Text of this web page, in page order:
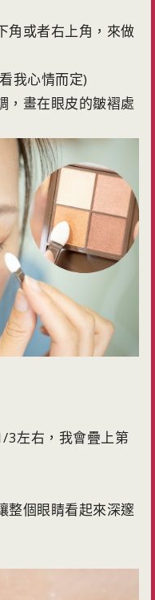
角或者右上角，來做
我心情而定)
，畫在眼皮的皺褶處
3左右，我會疊上第
整個眼睛看起來深邃